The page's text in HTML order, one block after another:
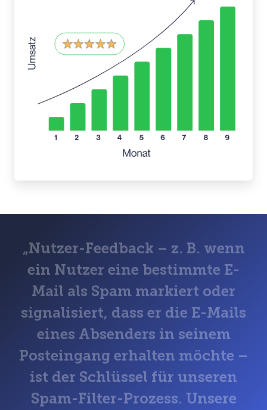
„Nutzer-Feedback – z. B. wenn
ein Nutzer eine bestimmte E-
Mail als Spam markiert oder
signalisiert, dass er die E-Mails
eines Absenders in seinem
Posteingang erhalten möchte –
ist der Schlüssel für unseren
Spam-Filter-Prozess. Unsere